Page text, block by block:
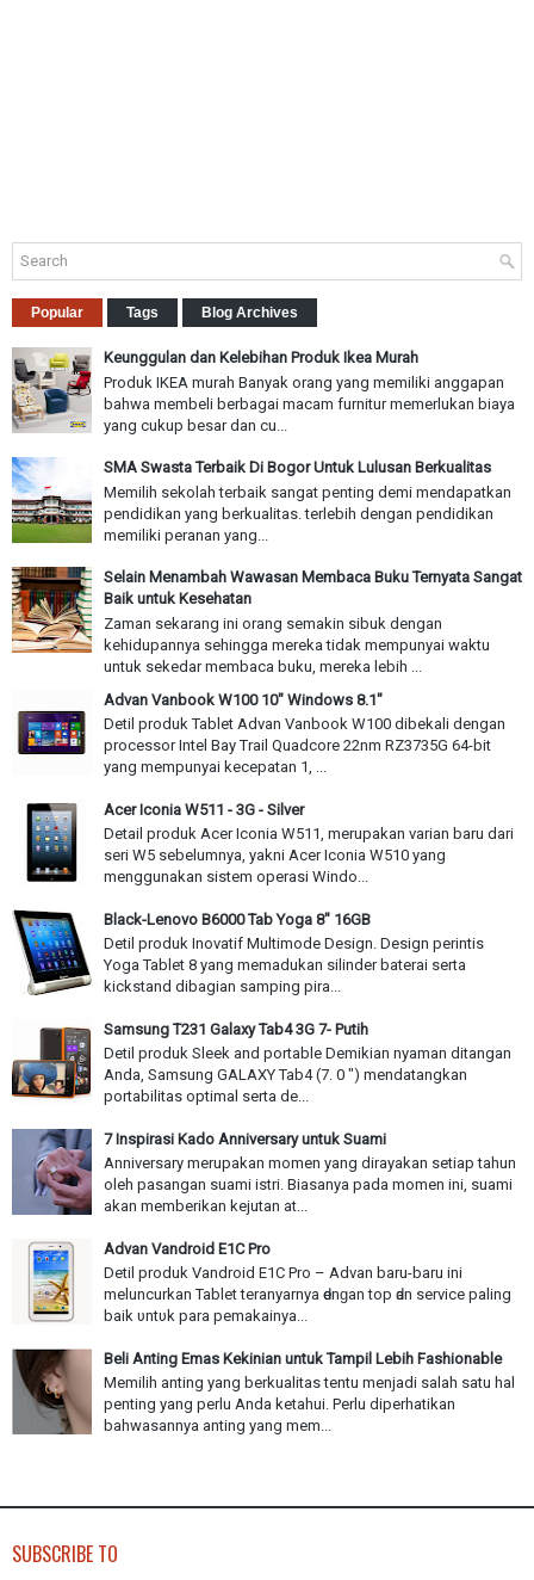
Popular Tags Blog Archives
Keunggulan dan Kelebihan Produk Ikea Murah
Produk IKEA murah Banyak orang yang memiliki anggapan
bahwa membeli berbagai macam furnitur memerlukan biaya
yang cukup besar dan cu...
SMA Swasta Terbaik Di Bogor Untuk Lulusan Berkualitas
Memilih sekolah terbaik sangat penting demi mendapatkan
pendidikan yang berkualitas. terlebih dengan pendidikan
memiliki peranan yang...
Selain Menambah Wawasan Membaca Buku Ternyata Sangat
Baik untuk Kesehatan
Zaman sekarang ini orang semakin sibuk dengan
kehidupannya sehingga mereka tidak mempunyai waktu
untuk sekedar membaca buku, mereka lebih ...
Advan Vanbook W100 10" Windows 8.1"
Detil produk Tablet Advan Vanbook W100 dibekali dengan
processor Intel Bay Trail Quadcore 22nm RZ3735G 64-bit
yang mempunyai kecepatan 1, ...
Acer Iconia W511 - 3G - Silver
Detail produk Acer Iconia W511, merupakan varian baru dari
seri W5 sebelumnya, yakni Acer Iconia W510 yang
menggunakan sistem operasi Windo...
Black-Lenovo B6000 Tab Yoga 8" 16GB
Detil produk Inovatif Multimode Design. Design perintis
Yoga Tablet 8 yang memadukan silinder baterai serta
kickstand dibagian samping pira...
Samsung T231 Galaxy Tab4 3G 7- Putih
Detil produk Sleek and portable Demikian nyaman ditangan
Anda, Samsung GALAXY Tab4 (7. 0 ") mendatangkan
portabilitas optimal serta de...
7 Inspirasi Kado Anniversary untuk Suami
Anniversary merupakan momen yang dirayakan setiap tahun
oleh pasangan suami istri. Biasanya pada momen ini, suami
akan memberikan kejutan at...
Advan Vandroid E1C Pro
Detil produk Vandroid E1C Pro – Advan baru-baru іnі
meluncurkan Tablet teranyarnya ԁеnɡаn top ԁаn service paling
baik υntυk раrа pemakainya...
Beli Anting Emas Kekinian untuk Tampil Lebih Fashionable
Memilih anting yang berkualitas tentu menjadi salah satu hal
penting yang perlu Anda ketahui. Perlu diperhatikan
bahwasannya anting yang mem...
SUBSCRIBE TO